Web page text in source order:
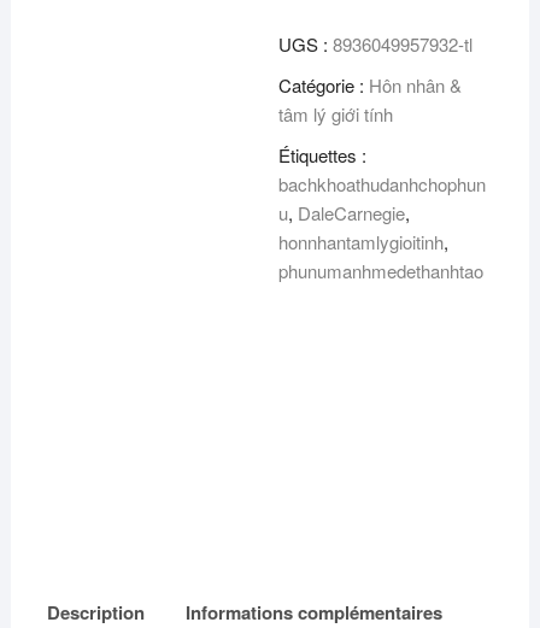
UGS :8936049957932-tl
Catégorie : Hôn nhân &
tâm lý giới tính
Étiquettes :
bachkhoathudanhchophun
u, DaleCarnegie,
honnhantamlygioitinh,
phunumanhmedethanhtao
Description
Informations complémentaires